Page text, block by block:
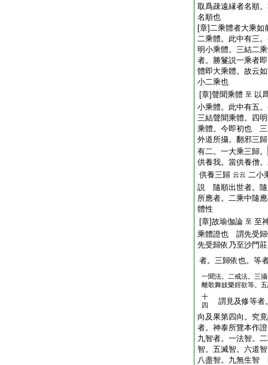
取爲疎遠縁者名順
名順也
[章]二乘體者大乘
二乘體。此中有三
明小乘體。三結二
者。勝鬘説一乘者
體即大乘體。故云
小二乘也
[章]聲聞乘體 至 以
小乘體。此中有五
三結聲聞乘體。四
乘體。今即初也 三
外道所攝。翻邪三
有二。一大乘三歸。
供養我。當供養僧
供養三歸 云云 二小
説 隨順出世者。
所應者。二乘中隨
體性
[章]故瑜伽論 至 至
乘體證也 謂先受歸
先受歸依乃至沙門
者。三歸依也。等
一聞法。二戒法。三
離歌舞妓樂婬欲等。
十
四
謂見及修等者
向及果第四向。究
者。神泰所覽本作
九智者。一法智。
智。五滅智。六道
八盡智。九無生智